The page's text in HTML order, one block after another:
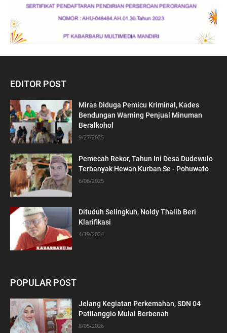
EDITOR POST
Miras Diduga Pemicu Kriminal, Kades
Bendungan Warning Penjual Minuman
Beralkohol
9/27/2025
Pemecah Rekor, Tahun Ini Desa Dudewulo
Terbanyak Hewan Kurban Se - Pohuwato
6/06/2025
Dituduh Selingkuh, Noldy Thalib Beri
Klarifikasi
4/19/2024
POPULAR POST
Jelang Kegiatan Perkemahan, SDN 04
Patilanggio Mulai Berbenah
8/05/2026